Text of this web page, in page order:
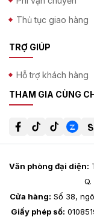
Thủ tục giao hàng
TRỢ GIÚP
Hỗ trợ khách hàng
THAM GIA CÙNG
Văn phòng đại diện:
Cửa hàng: Số 38,
Giấy phép số: